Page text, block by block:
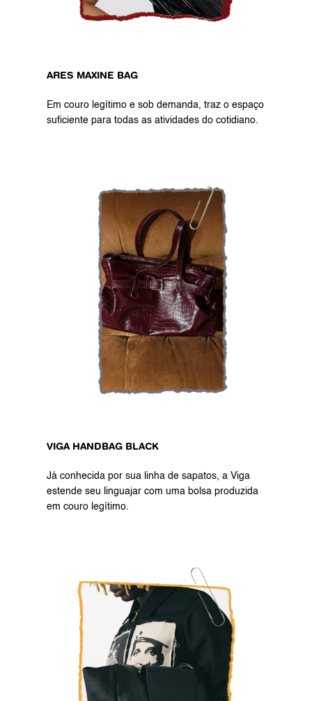
ARES MAXINE BAG
Em couro legítimo e sob demanda, traz o espaço
suficiente para todas as atividades do cotidiano.
VIGA HANDBAG BLACK
Já conhecida por sua linha de sapatos, a Viga
estende seu linguajar com uma bolsa produzida
em couro legítimo.